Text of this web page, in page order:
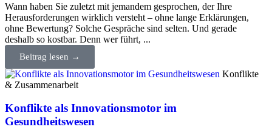
Wann haben Sie zuletzt mit jemandem gesprochen, der Ihre
Herausforderungen wirklich versteht – ohne lange Erklärungen,
ohne Bewertung? Solche Gespräche sind selten. Und gerade
deshalb so kostbar. Denn wer führt, ...
Beitrag lesen →
Konflikte
& Zusammenarbeit
Konflikte als Innovationsmotor im
Gesundheitswesen